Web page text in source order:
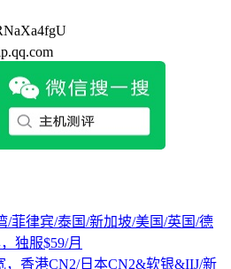
/菲律宾/泰国/新加坡/美国/英国/德
独服$59/月
，香港CN2/日本CN2&软银&IIJ/新